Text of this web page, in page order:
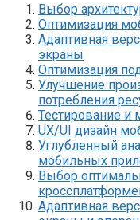
Выбор
Оптимизация
Адаптивная
экраны
Оптимизация
Улучшение
потребления
Тестирование и
UX/UI дизайн
Углубленный
мобильных
Выбор
Адаптивная